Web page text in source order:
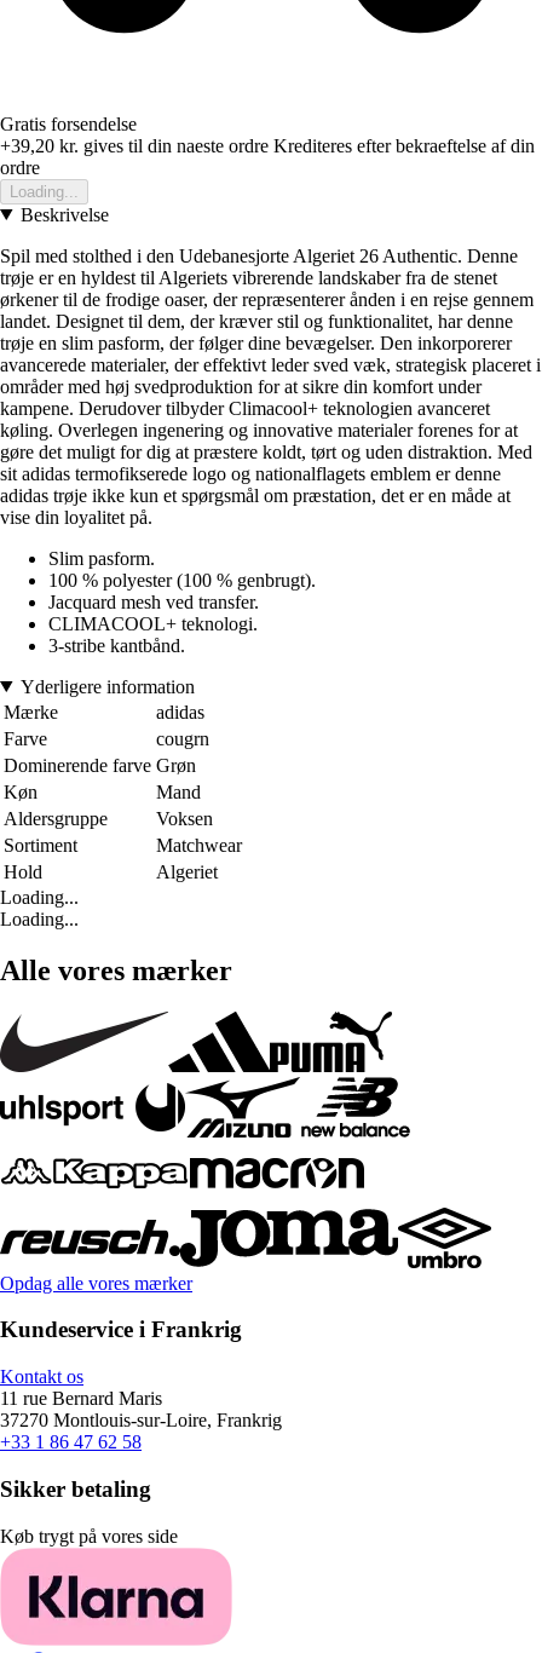
Gratis forsendelse
+39,20 kr. gives til din naeste ordre Krediteres efter bekraeftelse af din
ordre
Loading...
Beskrivelse
Spil med stolthed i den Udebanesjorte Algeriet 26 Authentic. Denne
trøje er en hyldest til Algeriets vibrerende landskaber fra de stenet
ørkener til de frodige oaser, der repræsenterer ånden i en rejse gennem
landet. Designet til dem, der kræver stil og funktionalitet, har denne
trøje en slim pasform, der følger dine bevægelser. Den inkorporerer
avancerede materialer, der effektivt leder sved væk, strategisk placeret i
områder med høj svedproduktion for at sikre din komfort under
kampene. Derudover tilbyder Climacool+ teknologien avanceret
køling. Overlegen ingenering og innovative materialer forenes for at
gøre det muligt for dig at præstere koldt, tørt og uden distraktion. Med
sit adidas termofikserede logo og nationalflagets emblem er denne
adidas trøje ikke kun et spørgsmål om præstation, det er en måde at
vise din loyalitet på.
Slim pasform.
100 % polyester (100 % genbrugt).
Jacquard mesh ved transfer.
CLIMACOOL+ teknologi.
3-stribe kantbånd.
Yderligere information
Mærke
adidas
Farve
cougrn
Dominerende farve Grøn
Køn
Mand
Aldersgruppe
Voksen
Sortiment
Matchwear
Hold
Algeriet
Loading...
Loading...
Alle vores mærker
Opdag alle vores mærker
Kundeservice i Frankrig
Kontakt os
11 rue Bernard Maris
37270 Montlouis-sur-Loire, Frankrig
+33 1 86 47 62 58
Sikker betaling
Køb trygt på vores side